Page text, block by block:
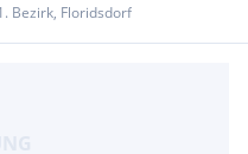
Bezirk, Floridsdorf